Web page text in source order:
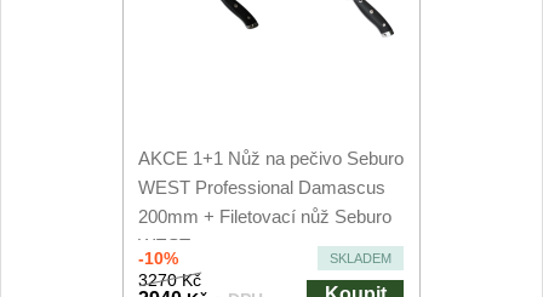
AKCE 1+1 Nůž na pečivo Seburo
WEST Professional Damascus
200mm + Filetovací nůž Seburo
WEST...
-10% SKLADEM
3270 Kč